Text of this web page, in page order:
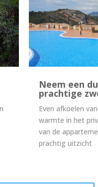
Neem een
prachtige
Even afkoelen
warmte in het
van de
prachtig uitzicht